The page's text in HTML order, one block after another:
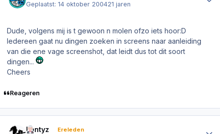
Geplaatst:14 oktober 200421 jaren
Dude, volgens mij is t gewoon n molen ofzo iets hoor:D
Iedereen gaat nu dingen zoeken in screens naar aanleiding
van die ene vage screenshot, dat leidt dus tot dit soort
dingen...
Cheers
Reageren
Lantyz Ereleden